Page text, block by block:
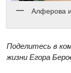
Алферова
Поделитесь в
жизни Егора